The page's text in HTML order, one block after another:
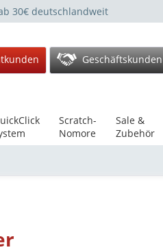
30€ deutschlandweit
Geschäftskunden
Scratch-
Nomore
Sale &
Zubehör